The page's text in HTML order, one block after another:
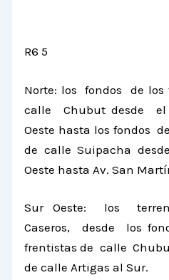
R6 5
Norte: los fondos de
calle Chubut desde el
Oeste hasta los fondos
de calle Suipacha
Oeste hasta Av. San
Sur Oeste: los
Caseros, desde los
frentistas de calle
de calle Artigas al Sur.